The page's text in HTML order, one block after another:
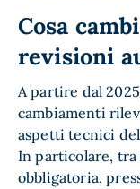
Cosa
revisioni
A partire dal
cambiamenti
aspetti tecnici
In particolare,
obbligatoria,